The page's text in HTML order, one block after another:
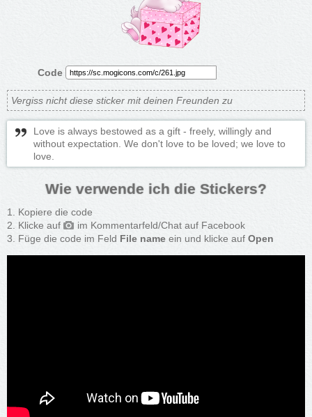
Code
Vergiss nicht diese sticker mit deinen Freunden zu
Love is always bestowed as a gift - freely, willingly and
without expectation. We don't love to be loved; we love to
love.
Wie verwende ich die Stickers?
Kopiere die code
Klicke auf
im Kommentarfeld/Chat auf Facebook
Füge die code im Feld File name ein und klicke auf Open